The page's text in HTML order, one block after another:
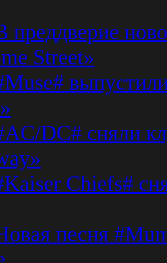
преддверие
Street»
DC# сняли
Chiefs#
песня